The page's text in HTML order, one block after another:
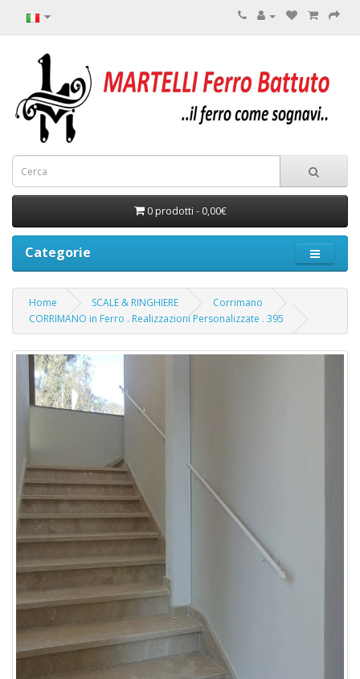
0 prodotti - 0,00€
Categorie
Home SCALE & RINGHIERE
Corrimano
CORRIMANO in Ferro . Realizzazioni Personalizzate . 395